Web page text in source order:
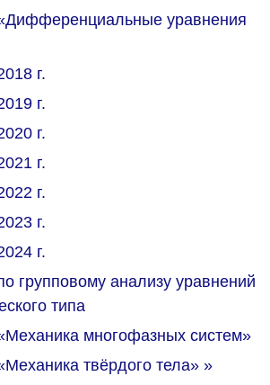
уравнения
г.
г.
г.
г.
г.
г.
г.
групповому анализу уравнений
типа
многофазных систем»
твёрдого тела» »